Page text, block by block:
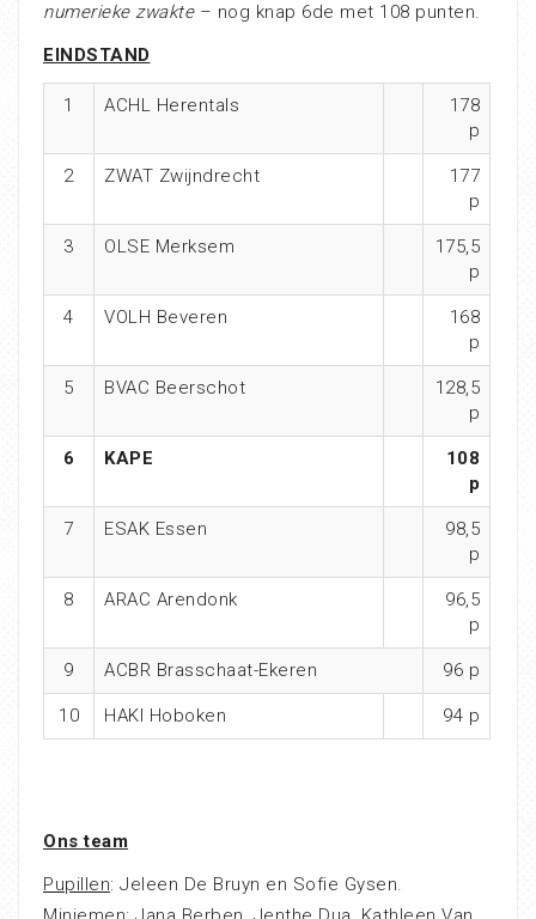
numerieke zwakte– nog knap 6de met 108 punten.
EINDSTAND
1 ACHL Herentals
178
p
2 ZWAT Zwijndrecht
177
p
3 OLSE Merksem
175,5
p
4 VOLH Beveren
168
p
5 BVAC Beerschot
128,5
p
6 KAPE
108
p
7 ESAK Essen
98,5
p
8 ARAC Arendonk
96,5
p
9 ACBR Brasschaat-Ekeren 96 p
10 HAKI Hoboken 94 p
Ons team
Pupillen: Jeleen De Bruyn en Sofie Gysen.